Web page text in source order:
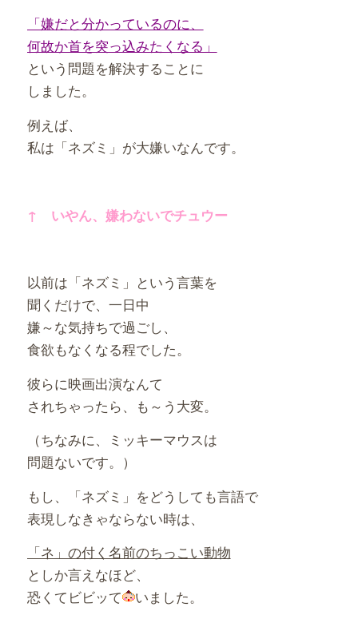
「嫌だと分かっているのに、
何故か首を突っ込みたくなる」
という問題を解決することに
しました。
例えば、
私は「ネズミ」が大嫌いなんです。
↑ いやん、嫌わないでチュウー
以前は「ネズミ」という言葉を
聞くだけで、一日中
嫌～な気持ちで過ごし、
食欲もなくなる程でした。
彼らに映画出演なんて
されちゃったら、も～う大変。
（ちなみに、ミッキーマウスは
問題ないです。）
もし、「ネズミ」をどうしても言語で
表現しなきゃならない時は、
「ネ」の付く名前のちっこい動物
としか言えなほど、
恐くてビビッて
いました。